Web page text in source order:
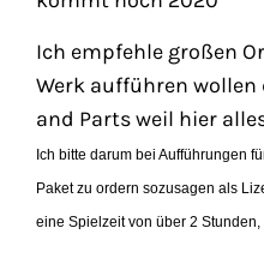
Ich empfehle großen
Werk aufführen wollen
and Parts weil hier
Ich bitte darum bei Aufführungen
Paket zu ordern sozusagen als
eine Spielzeit von über 2